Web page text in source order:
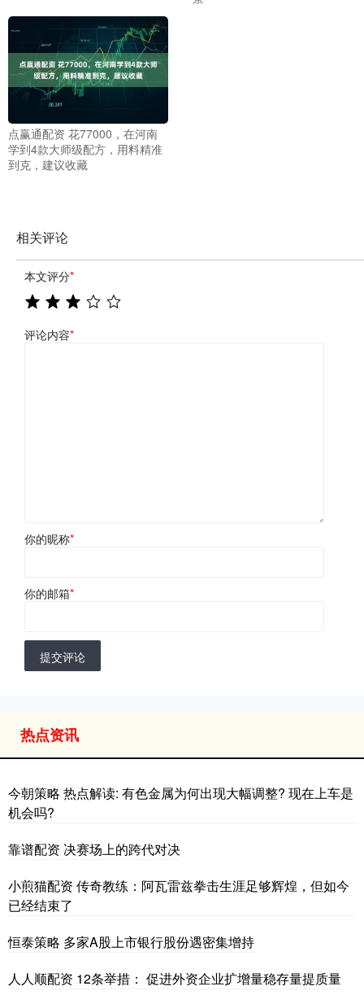
点赢通配资 花77000，在河南
学到4款大师级配方，用料精准
到克，建议收藏
相关评论
本文评分*
评论内容*
你的昵称*
你的邮箱*
提交评论
热点资讯
今朝策略 热点解读: 有色金属为何出现大幅调整? 现在上车是
机会吗?
靠谱配资 决赛场上的跨代对决
小煎猫配资 传奇教练：阿瓦雷兹拳击生涯足够辉煌，但如今
已经结束了
恒泰策略 多家A股上市银行股份遇密集增持
人人顺配资 12条举措： 促进外资企业扩增量稳存量提质量